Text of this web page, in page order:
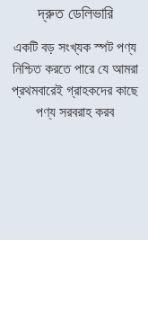
দ্রুত ডেলিভারি
একটি বড় সংখ্যক স্পট পণ্য
নিশ্চিত করতে পারে যে আমরা
প্রথমবারেই গ্রাহকদের কাছে
পণ্য সরবরাহ করব